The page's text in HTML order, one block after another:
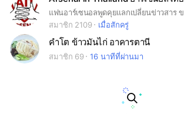
สมาชิก 2109
เมื่อสักครู่
คำโต ข้าวมันไก่ อาคารตานี
สมาชิก 69 16 นาทีที่ผ่านมา